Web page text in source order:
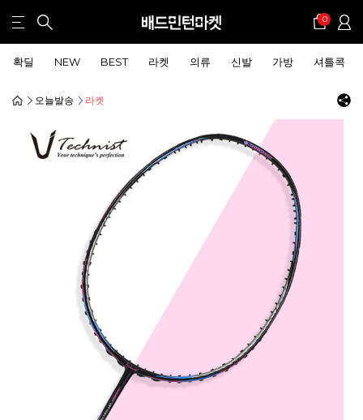
0
확딜 NEW BEST 라켓 의류 신발 가방 셔틀콕
오늘발송 라켓